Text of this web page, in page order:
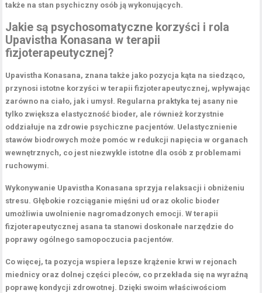
także na stan psychiczny osób ją wykonujących.
Jakie są psychosomatyczne korzyści i rola
Upavistha Konasana w terapii
fizjoterapeutycznej?
Upavistha Konasana, znana także jako pozycja kąta na siedząco,
przynosi istotne korzyści w terapii fizjoterapeutycznej, wpływając
zarówno na ciało, jak i umysł. Regularna praktyka tej asany nie
tylko zwiększa elastyczność bioder, ale również korzystnie
oddziałuje na zdrowie psychiczne pacjentów. Uelastycznienie
stawów biodrowych może pomóc w redukcji napięcia w organach
wewnętrznych, co jest niezwykle istotne dla osób z problemami
ruchowymi.
Wykonywanie Upavistha Konasana sprzyja relaksacji i obniżeniu
stresu. Głębokie rozciąganie mięśni ud oraz okolic bioder
umożliwia uwolnienie nagromadzonych emocji. W terapii
fizjoterapeutycznej asana ta stanowi doskonałe narzędzie do
poprawy ogólnego samopoczucia pacjentów.
Co więcej, ta pozycja wspiera lepsze krążenie krwi w rejonach
miednicy oraz dolnej części pleców, co przekłada się na wyraźną
poprawę kondycji zdrowotnej. Dzięki swoim właściwościom